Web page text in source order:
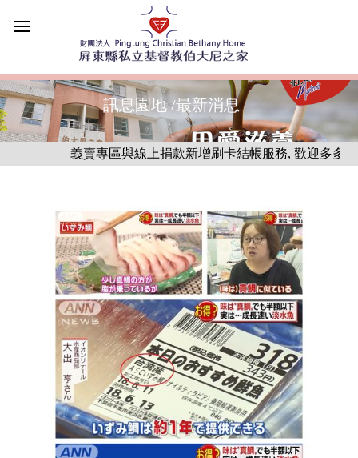
訊息園地 /最新消息
義賣專區與線上捐款新增刷卡結帳服務, 歡迎多多利用